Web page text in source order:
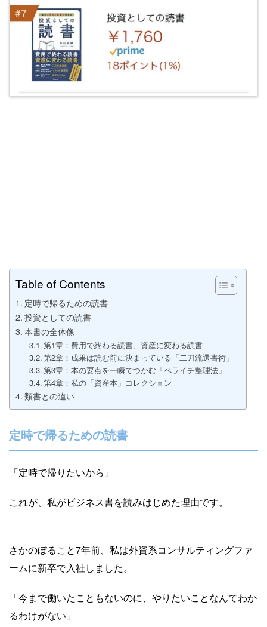
Table of Contents
定時で帰るための読書
投資としての読書
本書の全体像
第1章：費用で終わる読書、資産に変わる読書
第2章：成果は読む前に決まっている「二刀流選書術」
第3章：本の要点を一瞬でつかむ「ペライチ整理法」
第4章：私の「資産本」コレクション
類書との違い
定時で帰るための読書
「定時で帰りたいから」
これが、私がビジネス書を読みはじめた理由です。
さかのぼること7年前、私は外資系コンサルティングファ
ームに新卒で入社しました。
「今まで働いたこともないのに、やりたいことなんてわか
るわけがない」